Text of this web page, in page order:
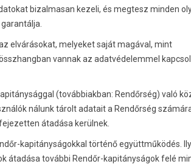
bizalmasan kezeli, és megtesz minden
elvárásokat, melyeket saját magával, mint
vannak az adatvédelemmel
(továbbiakban: Rendőrség) való
nálunk tárolt adatait a Rendőrség
átadása kerülnek.
kapitányságokkal történő együttműködés.
átadása további Rendőr-kapitányságok felé